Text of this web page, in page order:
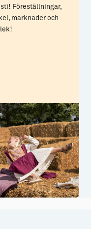
Föreställningar,
marknader och